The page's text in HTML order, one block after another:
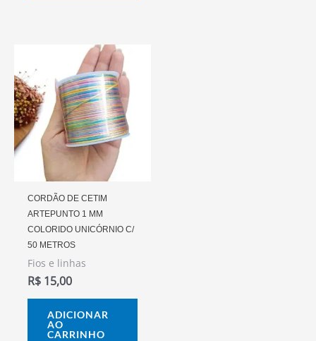
CORDÃO DE CETIM
ARTEPUNTO 1 MM
COLORIDO UNICÓRNIO C/
50 METROS
Fios e linhas
R$ 15,00
ADICIONAR
AO
CARRINHO